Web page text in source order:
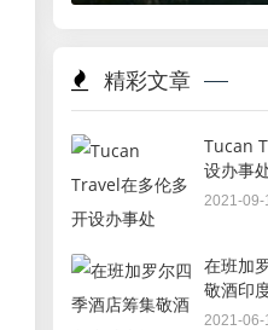
精彩文章
Tucan
设办事
2021-09-
在班加
敬酒印
2021-06-